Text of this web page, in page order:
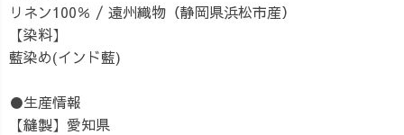
リネン100％ / 遠州織物（静岡県浜松市産）
【染料】
藍染め(インド藍)
●生産情報
【縫製】愛知県